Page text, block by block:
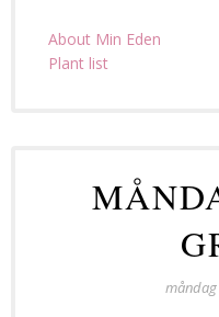
About Min Eden
Plant list